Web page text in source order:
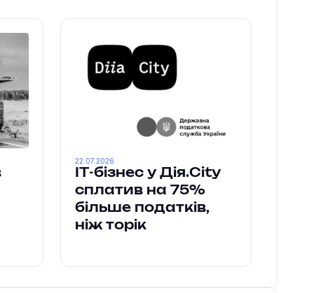
ІТ-бізнес у Дія.City
сплатив на 75%
більше податків,
ніж торік
22.07.2026